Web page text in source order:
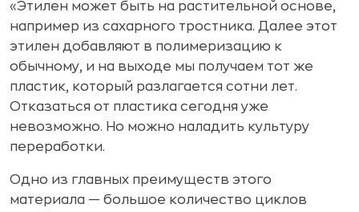
«Этилен может быть на растительной основе,
например из сахарного тростника. Далее этот
этилен добавляют в полимеризацию к
обычному, и на выходе мы получаем тот же
пластик, который разлагается сотни лет.
Отказаться от пластика сегодня уже
невозможно. Но можно наладить культуру
переработки.
Одно из главных преимуществ этого
материала — большое количество циклов